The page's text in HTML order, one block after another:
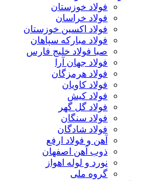
فولاد خوزستان
فولاد خراسان
فولاد اکسین خوزستان
فولاد مبارکه سپاهان
صبا فولاد خلیج فارس
فولاد جهان آرا
فولاد هرمزگان
فولاد کاویان
فولاد کیش
فولاد گل گهر
فولاد سنگان
فولاد شادگان
آهن و فولاد ارفع
ذوب آهن اصفهان
نورد و لوله اهواز
گروه ملی